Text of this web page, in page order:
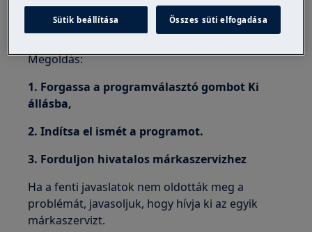
szabadonálló)
Felültöltős mosógép
Megoldás:
1. Forgassa a programválasztó gombot Ki
állásba,
2. Indítsa el ismét a programot.
3. Forduljon hivatalos márkaszervizhez
Ha a fenti javaslatok nem oldották meg a
problémát, javasoljuk, hogy hívja ki az egyik
márkaszervizt.
Sütik beállítása Összes süti elfogadása